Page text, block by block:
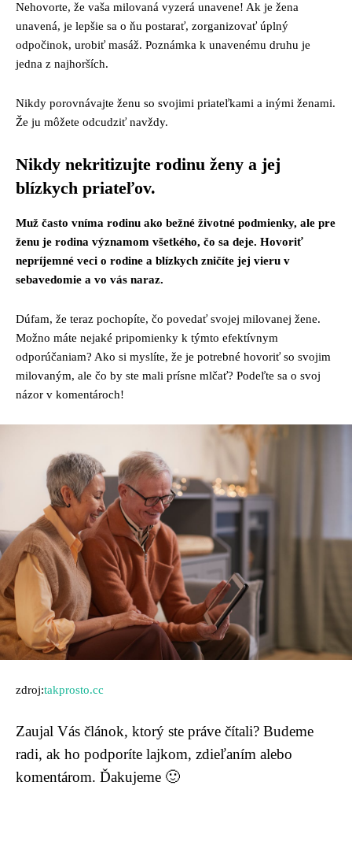
Nehovorte, že vaša milovaná vyzerá unavene! Ak je žena
unavená, je lepšie sa o ňu postarať, zorganizovať úplný
odpočinok, urobiť masáž. Poznámka k unavenému druhu je
jedna z najhorších.
Nikdy porovnávajte ženu so svojimi priateľkami a inými ženami.
Že ju môžete odcudziť navždy.
Nikdy nekritizujte rodinu ženy a jej
blízkych priateľov.
Muž často vníma rodinu ako bežné životné podmienky, ale pre
ženu je rodina významom všetkého, čo sa deje. Hovoriť
nepríjemné veci o rodine a blízkych zničíte jej vieru v
sebavedomie a vo vás naraz.
Dúfam, že teraz pochopíte, čo povedať svojej milovanej žene.
Možno máte nejaké pripomienky k týmto efektívnym
odporúčaniam? Ako si myslíte, že je potrebné hovoriť so svojim
milovaným, ale čo by ste mali prísne mlčať? Podeľte sa o svoj
názor v komentároch!
zdroj:takprosto.cc
Zaujal Vás článok, ktorý ste práve čítali? Budeme
radi, ak ho podporíte lajkom, zdieľaním alebo
komentárom. Ďakujeme 🙂